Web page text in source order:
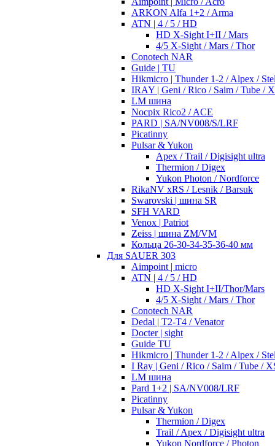
ARKON Alfa 1+2 / Arma
ATN | 4 / 5 / HD
HD X-Sight I+II / Mars
4/5 X-Sight / Mars / Thor
Conotech NAR
Guide | TU
Hikmicro | Thunder 1-2 / Alpex /
IRAY | Geni / Rico / Saim / Tube /
LM шина
Nocpix Rico2 / ACE
PARD | SA/NV008/S/LRF
Picatinny
Pulsar & Yukon
Apex / Trail / Digisight ultra
Thermion / Digex
Yukon Photon / Nordforce
RikaNV xRS / Lesnik / Barsuk
Swarovski | шина SR
SFH VARD
Venox | Patriot
Zeiss | шина ZM/VM
Кольца 26-30-34-35-36-40 мм
Для SAUER 303
Aimpoint | micro
ATN | 4 / 5 / HD
HD X-Sight I+II/Thor/Mars
4/5 X-Sight / Mars / Thor
Conotech NAR
Dedal | T2-T4 / Venator
Docter | sight
Guide TU
Hikmicro | Thunder 1-2 / Alpex /
I Ray | Geni / Rico / Saim / Tube /
LM шина
Pard 1+2 | SA/NV008/LRF
Picatinny
Pulsar & Yukon
Thermion / Digex
Trail / Apex / Digisight ultra
Yukon Nordforce / Photon